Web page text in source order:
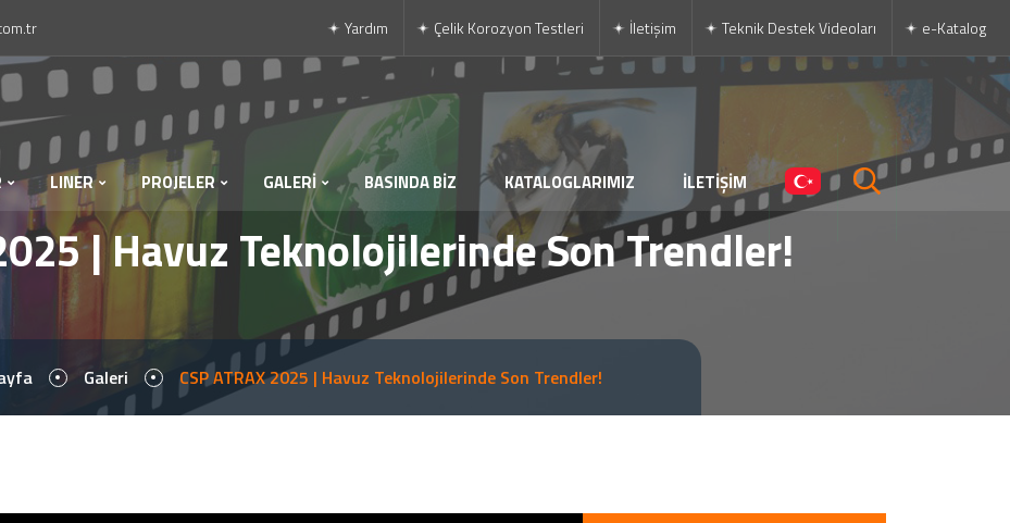
Yardım Çelik Korozyon Testleri İletişim Teknik Destek Videoları e-Katalog
LINER PROJELER GALERİ BASINDA BİZ KATALOGLARIMIZ İLETİŞİM
| Havuz Teknolojilerinde Son Trendler!
Galeri CSP ATRAX 2025 | Havuz Teknolojilerinde Son Trendler!